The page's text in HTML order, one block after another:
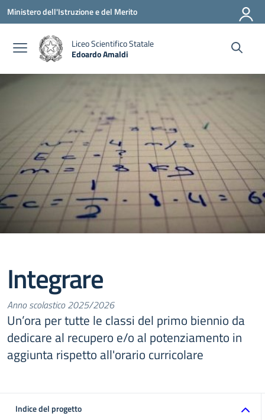
Vai ai contenuti
Vai al menu di navigazione
Vai al footer
Ministero dell'Istruzione e del Merito
Liceo Scientifico Statale
Edoardo Amaldi
Integrare
Anno scolastico 2025/2026
Un’ora per tutte le classi del primo biennio da
dedicare al recupero e/o al potenziamento in
aggiunta rispetto all'orario curricolare
Indice del progetto